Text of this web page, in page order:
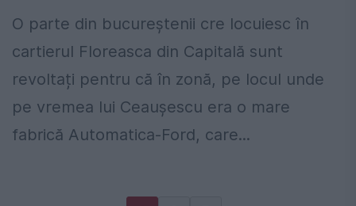
O parte din bucureștenii cre locuiesc în
cartierul Floreasca din Capitală sunt
revoltați pentru că în zonă, pe locul unde
pe vremea lui Ceaușescu era o mare
fabrică Automatica-Ford, care...